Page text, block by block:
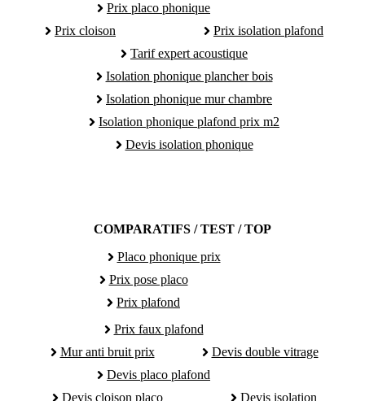
Prix placo phonique
Prix cloison
Prix isolation plafond
Tarif expert acoustique
Isolation phonique plancher bois
Isolation phonique mur chambre
Isolation phonique plafond prix m2
Devis isolation phonique
COMPARATIFS / TEST / TOP
Placo phonique prix
Prix pose placo
Prix plafond
Prix faux plafond
Mur anti bruit prix
Devis double vitrage
Devis placo plafond
Devis cloison placo
Devis isolation